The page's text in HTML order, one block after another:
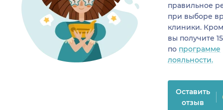
правильное
при выборе
клиники.
вы получите
по программе
лояльности.
Оставить
отзыв